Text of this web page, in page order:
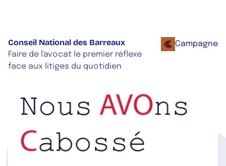
Conseil National des Barreaux
Faire de l'avocat le premier réflexe
face aux litiges du quotidien
Campagne